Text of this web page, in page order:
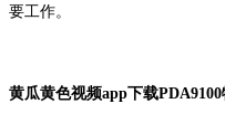
要工作。
黄瓜黄色视频app下载